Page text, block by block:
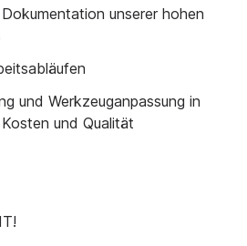
unserer hohen
und Werkzeuganpassung in
und Qualität